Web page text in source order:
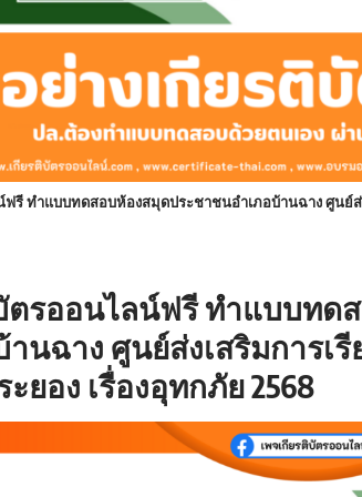
รี ทำแบบทดสอบห้องสมุดประชาชนอำเภอบ้านฉาง ศูนย์ส่
ตรออนไลน์ฟรี ทำแบบทด
านฉาง ศูนย์ส่งเสริมการเ
ยอง เรื่องอุทกภัย 2568